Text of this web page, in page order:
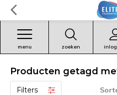
zoeken
menu
Producten getagd
Filters